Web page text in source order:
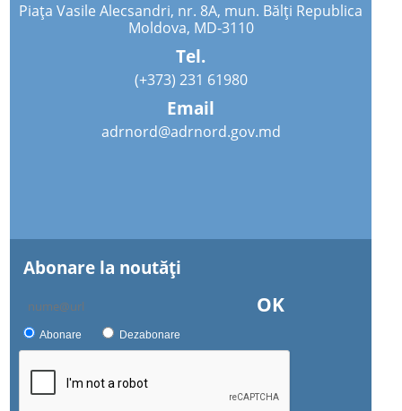
Piața Vasile Alecsandri, nr. 8A, mun. Bălți Republica
Moldova, MD-3110
Tel.
(+373) 231 61980
Email
adrnord@adrnord.gov.md
Abonare la noutăţi
OK
Abonare Dezabonare